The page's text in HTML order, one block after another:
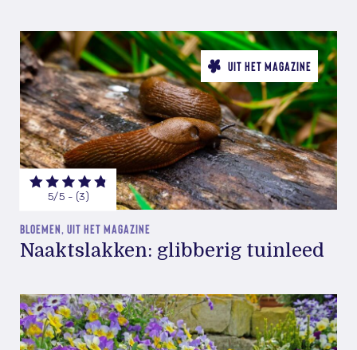
UIT HET MAGAZINE
5/5 - (3)
BLOEMEN, UIT HET MAGAZINE
Naaktslakken: glibberig tuinleed